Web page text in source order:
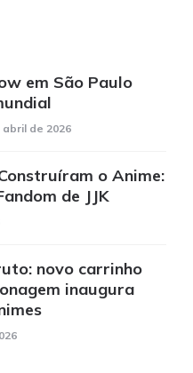
em São Paulo
abril de 2026
o Anime:
de JJK
novo carrinho
inaugura